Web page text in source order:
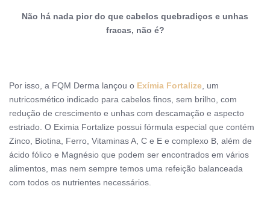
Não há nada pior do que cabelos quebradiços e unhas
fracas, não é?
Por isso, a FQM Derma lançou o Exímia Fortalize um
nutricosmético indicado para cabelos finos, sem brilho, com
redução de crescimento e unhas com descamação e aspecto
estriado. O Eximia Fortalize possui fórmula especial que contém
Zinco, Biotina, Ferro, Vitaminas A, C e E e complexo B, além de
ácido fólico e Magnésio que podem ser encontrados em vários
alimentos, mas nem sempre temos uma refeição balanceada
com todos os nutrientes necessários.